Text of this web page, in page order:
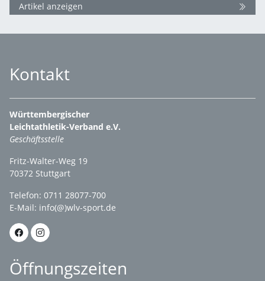
Artikel anzeigen
Kontakt
Württembergischer
Leichtathletik-Verband e.V.
Geschäftsstelle
Fritz-Walter-Weg 19
70372 Stuttgart
Telefon: 0711 28077-700
E-Mail: info(@)wlv-sport.de
Öffnungszeiten